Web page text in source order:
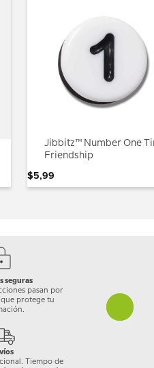
Jibbitz™ Number One
Friendship
$5,99
seguras
pasan por
protege tu
Tiempo de